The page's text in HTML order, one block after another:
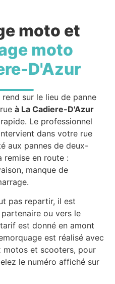
moto et
moto
D'Azur
rend sur le lieu de panne
à La Cadiere-D'Azur
rapide. Le professionnel
dans votre rue
aux pannes de deux-
remise en route :
manque de
pas repartir, il est
ou vers le
est donné en amont
est réalisé avec
motos et scooters, pour
le numéro affiché sur